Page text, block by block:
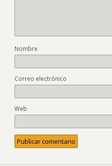
Nombre
Correo electrónico
Web